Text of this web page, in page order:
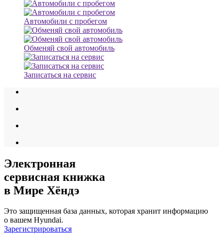
Автомобили с пробегом
Обменяй свой автомобиль
Записаться на сервис
Электронная
сервисная книжка
в Мире Хёндэ
Это защищенная база данных, которая хранит информацию
о вашем Hyundai.
Зарегистрироваться